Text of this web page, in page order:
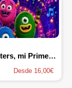
Momonsters, mi Primer Musical
Desde 16,00€